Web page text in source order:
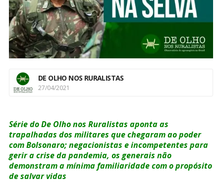
DE OLHO NOS RURALISTAS
27/04/2021
Série do De Olho nos Ruralistas aponta as
trapalhadas dos militares que chegaram ao poder
com Bolsonaro; negacionistas e incompetentes para
gerir a crise da pandemia, os generais não
demonstram a mínima familiaridade com o propósito
de salvar vidas